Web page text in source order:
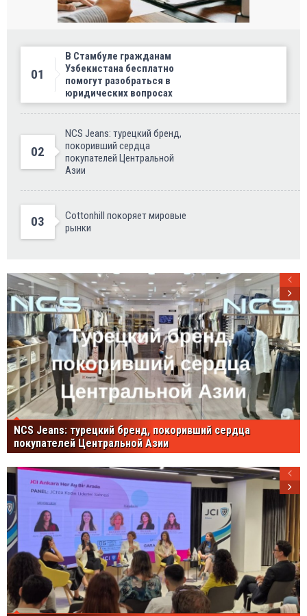
01
В Стамбуле гражданам
Узбекистана бесплатно
помогут разобраться в
юридических вопросах
02
NCS Jeans: турецкий бренд,
покоривший сердца
покупателей Центральной
Азии
03
Cottonhill покоряет мировые
рынки
NCS Jeans: турецкий бренд, покоривший сердца
покупателей Центральной Азии